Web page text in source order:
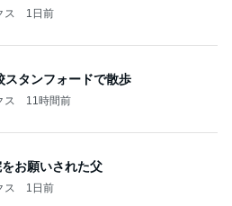
ス 1日前
スタンフォードで散歩
ス 11時間前
お願いされた父
ス 1日前